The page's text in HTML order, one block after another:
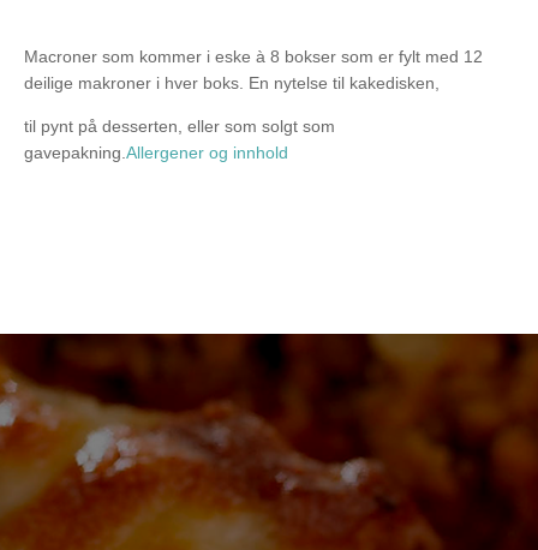
Macroner som kommer i eske à 8 bokser som er fylt med 12
deilige makroner i hver boks. En nytelse til kakedisken,
til pynt på desserten, eller som solgt som
gavepakning. Allergener og innhold